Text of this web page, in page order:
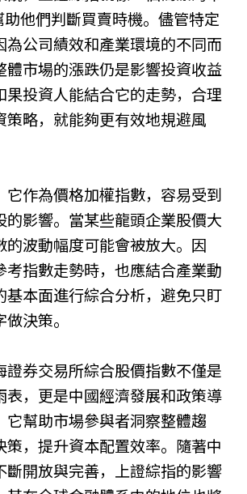
助他們判斷買賣時機。儘管特定
為公司績效和產業環境的不同而
體市場的漲跌仍是影響投資收益
果投資人能結合它的走勢，合理
策略，就能夠更有效地規避風
它作為價格加權指數，容易受到
的影響。當某些龍頭企業股價大
的波動幅度可能會被放大。因
考指數走勢時，也應結合產業動
基本面進行綜合分析，避免只盯
決策。
證券交易所綜合股價指數不僅是
表，更是中國經濟發展和政策導
它幫助市場參與者洞察整體趨
策，提升資本配置效率。隨著中
斷開放與完善，上證綜指的影響